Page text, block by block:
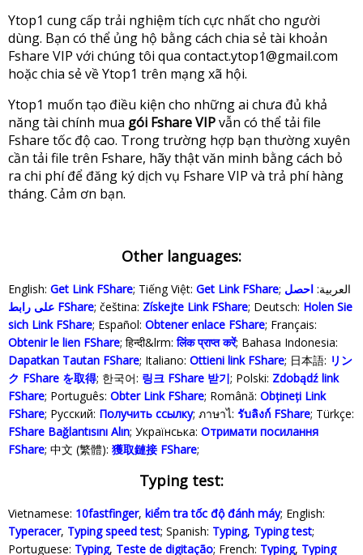
Ytop1 cung cấp trải nghiệm tích cực nhất cho người
dùng. Bạn có thể ủng hộ bằng cách chia sẻ tài khoản
Fshare VIP với chúng tôi qua contact.ytop1@gmail.com
hoặc chia sẻ về Ytop1 trên mạng xã hội.
Ytop1 muốn tạo điều kiện cho những ai chưa đủ khả
năng tài chính mua gói Fshare VIPvẫn có thể tải file
Fshare tốc độ cao. Trong trường hợp bạn thường xuyên
cần tải file trên Fshare, hãy thật văn minh bằng cách bỏ
ra chi phí để đăng ký dịch vụ Fshare VIP và trả phí hàng
tháng. Cảm ơn bạn.
Other languages:
English: Get Link FShare; Tiếng Việt: Get Link FShare ; العربية: احصل
على رابط FShare; čeština: Získejte Link FShare; Deutsch: Holen Sie
sich Link FShare; Español: Obtener enlace FShare; Français:
Obtenir le lien FShare; हिन्दी&lrm:लिंक प्राप्त करें; Bahasa Indonesia‬:
Dapatkan Tautan FShare; Italiano: Ottieni link FShare; 日本語: リン
ク FShare を取得; 한국어: 링크 FShare 받기; Polski‎: Zdobądź link
FShare; Português: Obter Link FShare; Română: Obțineți Link
FShare; Русский: Получить ссылку; ภาษาไ: รับลิงก์ FShare; Türkçe‬:
FShare Bağlantısını Alın; Українська‬: Отримати посилання
FShare; 中文 (繁體): 獲取鏈接 FShare;
Typing test:
Vietnamese: 10fastfinger, kiểm tra tốc độ đánh máy; English:
Typeracer, Typing speed test; Spanish: Typing, Typing test;
Portuguese: Typing, Teste de digitação; French: Typing, Typing